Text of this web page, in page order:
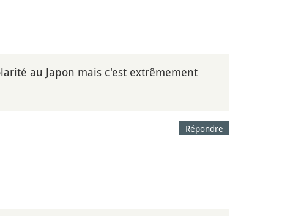
au Japon mais c'est extrêmement
Répondre